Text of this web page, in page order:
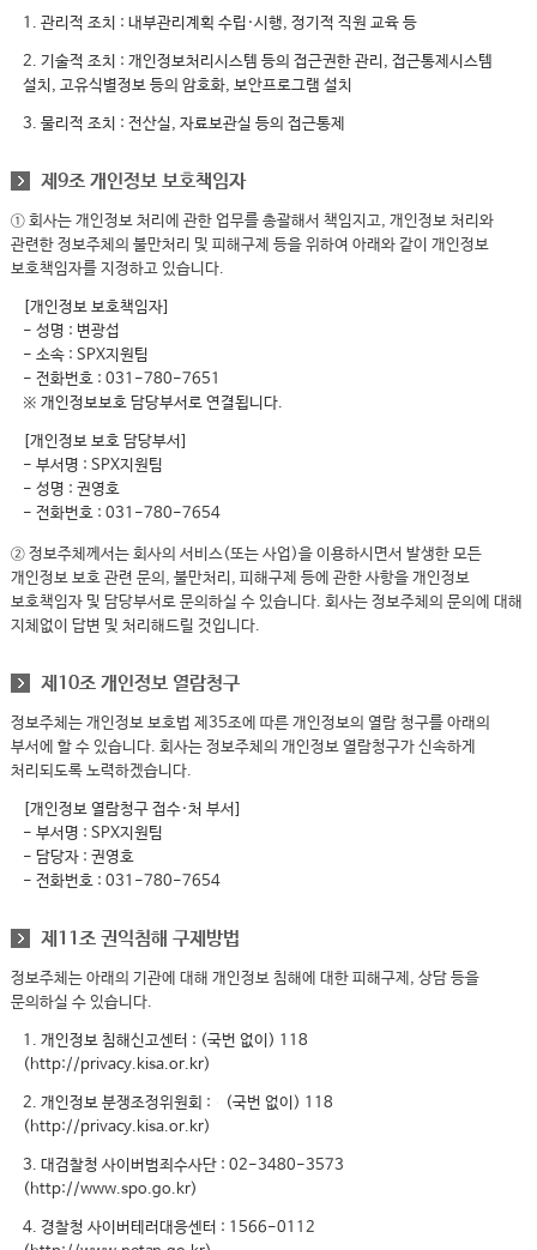
1. 관리적 조치 : 내부관리계획 수립·시행, 정기적 직원 교육 등
2. 기술적 조치 : 개인정보처리시스템 등의 접근권한 관리, 접근통제시스템
설치, 고유식별정보 등의 암호화, 보안프로그램 설치
3. 물리적 조치 : 전산실, 자료보관실 등의 접근통제
제9조 개인정보 보호책임자
① 회사는 개인정보 처리에 관한 업무를 총괄해서 책임지고, 개인정보 처리와
관련한 정보주체의 불만처리 및 피해구제 등을 위하여 아래와 같이 개인정보
보호책임자를 지정하고 있습니다.
[개인정보 보호책임자]
- 성명 : 변광섭
- 소속 : SPX지원팀
- 전화번호 : 031-780-7651
※ 개인정보보호 담당부서로 연결됩니다.
[개인정보 보호 담당부서]
- 부서명 : SPX지원팀
- 성명 : 권영호
- 전화번호 : 031-780-7654
② 정보주체께서는 회사의 서비스(또는 사업)을 이용하시면서 발생한 모든
개인정보 보호 관련 문의, 불만처리, 피해구제 등에 관한 사항을 개인정보
보호책임자 및 담당부서로 문의하실 수 있습니다. 회사는 정보주체의 문의에 대해
지체없이 답변 및 처리해드릴 것입니다.
제10조 개인정보 열람청구
정보주체는 개인정보 보호법 제35조에 따른 개인정보의 열람 청구를 아래의
부서에 할 수 있습니다. 회사는 정보주체의 개인정보 열람청구가 신속하게
처리되도록 노력하겠습니다.
[개인정보 열람청구 접수·처 부서]
- 부서명 : SPX지원팀
- 담당자 : 권영호
- 전화번호 : 031-780-7654
제11조 권익침해 구제방법
정보주체는 아래의 기관에 대해 개인정보 침해에 대한 피해구제, 상담 등을
문의하실 수 있습니다.
1. 개인정보 침해신고센터 : (국번 없이) 118
(http://privacy.kisa.or.kr)
2. 개인정보 분쟁조정위원회 : (국번 없이) 118
(http://privacy.kisa.or.kr)
3. 대검찰청 사이버범죄수사단 : 02-3480-3573
(http://www.spo.go.kr)
4. 경찰청 사이버테러대응센터 : 1566-0112